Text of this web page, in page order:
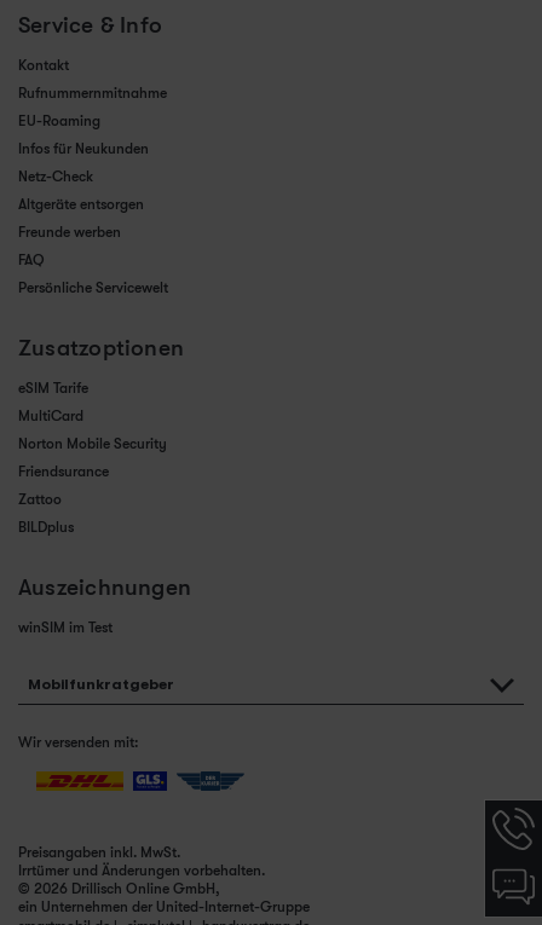
Service & Info
Kontakt
Rufnummernmitnahme
EU-Roaming
Infos für Neukunden
Netz-Check
Altgeräte entsorgen
Freunde werben
FAQ
Persönliche Servicewelt
Zusatzoptionen
eSIM Tarife
MultiCard
Norton Mobile Security
Friendsurance
Zattoo
BILDplus
Auszeichnungen
winSIM im Test
Mobilfunkratgeber
Wir versenden mit:
Preisangaben inkl. MwSt.
Irrtümer und Änderungen vorbehalten.
© 2026 Drillisch Online GmbH,
ein Unternehmen der United-Internet-Gruppe
Chat-